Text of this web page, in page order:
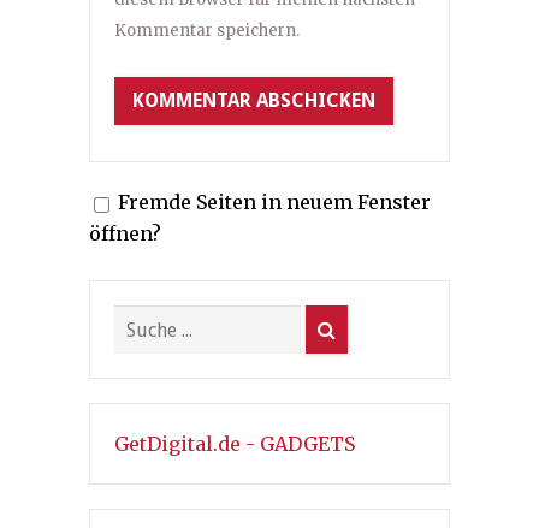
Kommentar speichern.
Fremde Seiten in neuem Fenster
öffnen?
GetDigital.de - GADGETS